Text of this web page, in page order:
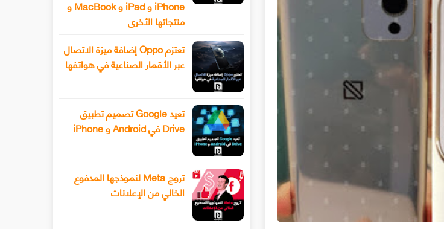
iPhone و iPad و MacBook و
منتجاتها الأخرى
تعتزم Oppo إضافة ميزة الاتصال
عبر الأقمار الصناعية في هواتفها
تعيد Google تصميم تطبيق
Drive في Android و iPhone
تروج Meta لنموذجها المدفوع
الخالي من الإعلانات